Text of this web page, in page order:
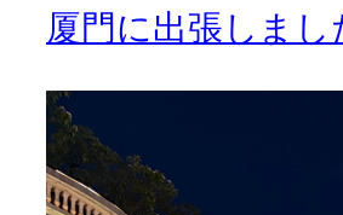
厦門に出張しまし